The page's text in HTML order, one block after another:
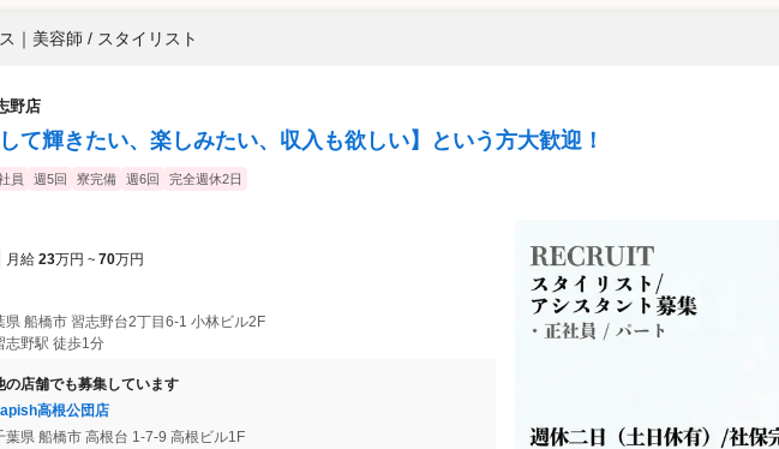
｜ 美容師 / スタイリスト
野店
して輝きたい、楽しみたい、収入も欲しい】という方大歓迎！
員 週5回 寮完備 週6回 完全週休2日
月給 23万円 ~ 70万円
県 船橋市 習志野台2丁目6-1 小林ビル2F
志野駅 徒歩1分
の店舗でも募集しています
高根公団店
葉県 船橋市 高根台 1-7-9 高根ビル1F